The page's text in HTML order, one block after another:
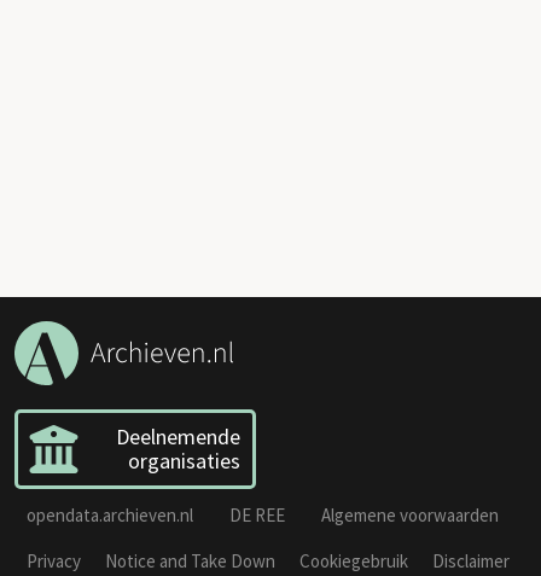
Deelnemende
organisaties
opendata.archieven.nl DE REE
Algemene voorwaarden
Privacy
Notice and Take Down Cookiegebruik
Disclaimer